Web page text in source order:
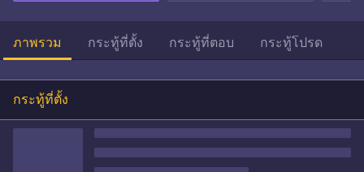
ภาพรวม กระทู้ที่ตั้ง กระทู้ที่ตอบ กระทู้โปรด
กระทู้ที่ตั้ง